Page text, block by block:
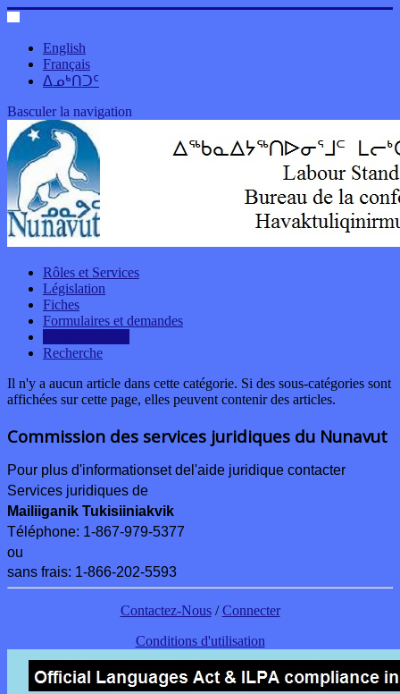
English
Français
ᐃᓄᒃᑎᑐᑦ
Basculer la navigation
Rôles et Services
Législation
Fiches
Formulaires et demandes
Recherche
Il n'y a aucun article dans cette catégorie. Si des sous-catégories sont
affichées sur cette page, elles peuvent contenir des articles.
Commission des services juridiques du Nunavut
Pour plus d'informationset de l'aide juridique contacter
Services juridiques de
Mailiiganik Tukisiiniakvik
Téléphone: 1-867-979-5377
ou
sans frais: 1-866-202-5593
Contactez-Nous/Connecter
Conditions d'utilisation